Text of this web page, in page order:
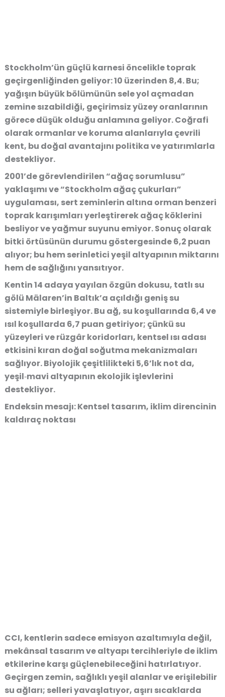
Stockholm’ün güçlü karnesi öncelikle toprak
geçirgenliğinden geliyor: 10 üzerinden 8,4. Bu;
yağışın büyük bölümünün sele yol açmadan
zemine sızabildiği, geçirimsiz yüzey oranlarının
görece düşük olduğu anlamına geliyor. Coğrafi
olarak ormanlar ve koruma alanlarıyla çevrili
kent, bu doğal avantajını politika ve yatırımlarla
destekliyor.
2001’de görevlendirilen “ağaç sorumlusu”
yaklaşımı ve “Stockholm ağaç çukurları”
uygulaması, sert zeminlerin altına orman benzeri
toprak karışımları yerleştirerek ağaç köklerini
besliyor ve yağmur suyunu emiyor. Sonuç olarak
bitki örtüsünün durumu göstergesinde 6,2 puan
alıyor; bu hem serinletici yeşil altyapının miktarını
hem de sağlığını yansıtıyor.
Kentin 14 adaya yayılan özgün dokusu, tatlı su
gölü Mälaren’in Baltık’a açıldığı geniş su
sistemiyle birleşiyor. Bu ağ, su koşullarında 6,4 ve
ısıl koşullarda 6,7 puan getiriyor; çünkü su
yüzeyleri ve rüzgâr koridorları, kentsel ısı adası
etkisini kıran doğal soğutma mekanizmaları
sağlıyor. Biyolojik çeşitlilikteki 5,6’lık not da,
yeşil‑mavi altyapının ekolojik işlevlerini
destekliyor.
Endeksin mesajı: Kentsel tasarım, iklim direncinin
kaldıraç noktası
CCI, kentlerin sadece emisyon azaltımıyla değil,
mekânsal tasarım ve altyapı tercihleriyle de iklim
etkilerine karşı güçlenebileceğini hatırlatıyor.
Geçirgen zemin, sağlıklı yeşil alanlar ve erişilebilir
su ağları; selleri yavaşlatıyor, aşırı sıcaklarda